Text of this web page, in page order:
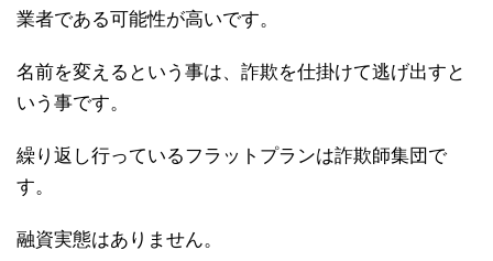
業者である可能性が高いです。
名前を変えるという事は、詐欺を仕掛けて逃げ出すと
いう事です。
繰り返し行っているフラットプランは詐欺師集団で
す。
融資実態はありません。